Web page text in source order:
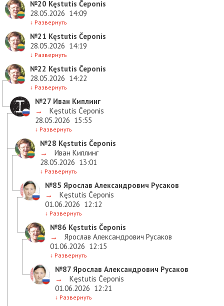
№20 Kęstutis Čeponis
28.05.2026 14:09
↓ Развернуть
№21 Kęstutis Čeponis
28.05.2026 14:19
↓ Развернуть
№22 Kęstutis Čeponis
28.05.2026 14:22
↓ Развернуть
№27 Иван Киплинг
→
Kęstutis Čeponis
28.05.2026 15:55
↓ Развернуть
№28 Kęstutis Čeponis
→
Иван Киплинг
28.05.2026 13:01
↓ Развернуть
№85 Ярослав Александрович Русаков
→
Kęstutis Čeponis
01.06.2026 12:12
↓ Развернуть
№86 Kęstutis Čeponis
→
Ярослав Александрович Русаков
01.06.2026 12:15
↓ Развернуть
№87 Ярослав Александрович Русаков
→
Kęstutis Čeponis
01.06.2026 12:21
↓ Развернуть